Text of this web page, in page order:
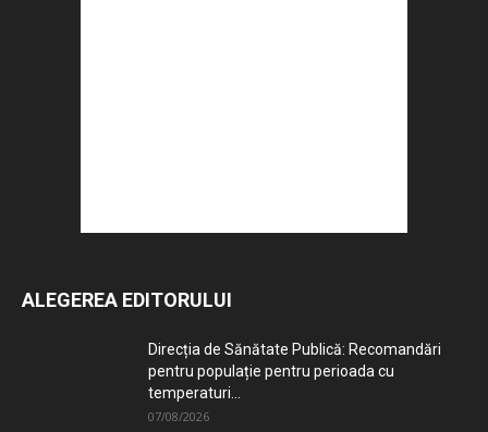
ALEGEREA EDITORULUI
Direcția de Sănătate Publică: Recomandări
pentru populație pentru perioada cu
temperaturi...
07/08/2026